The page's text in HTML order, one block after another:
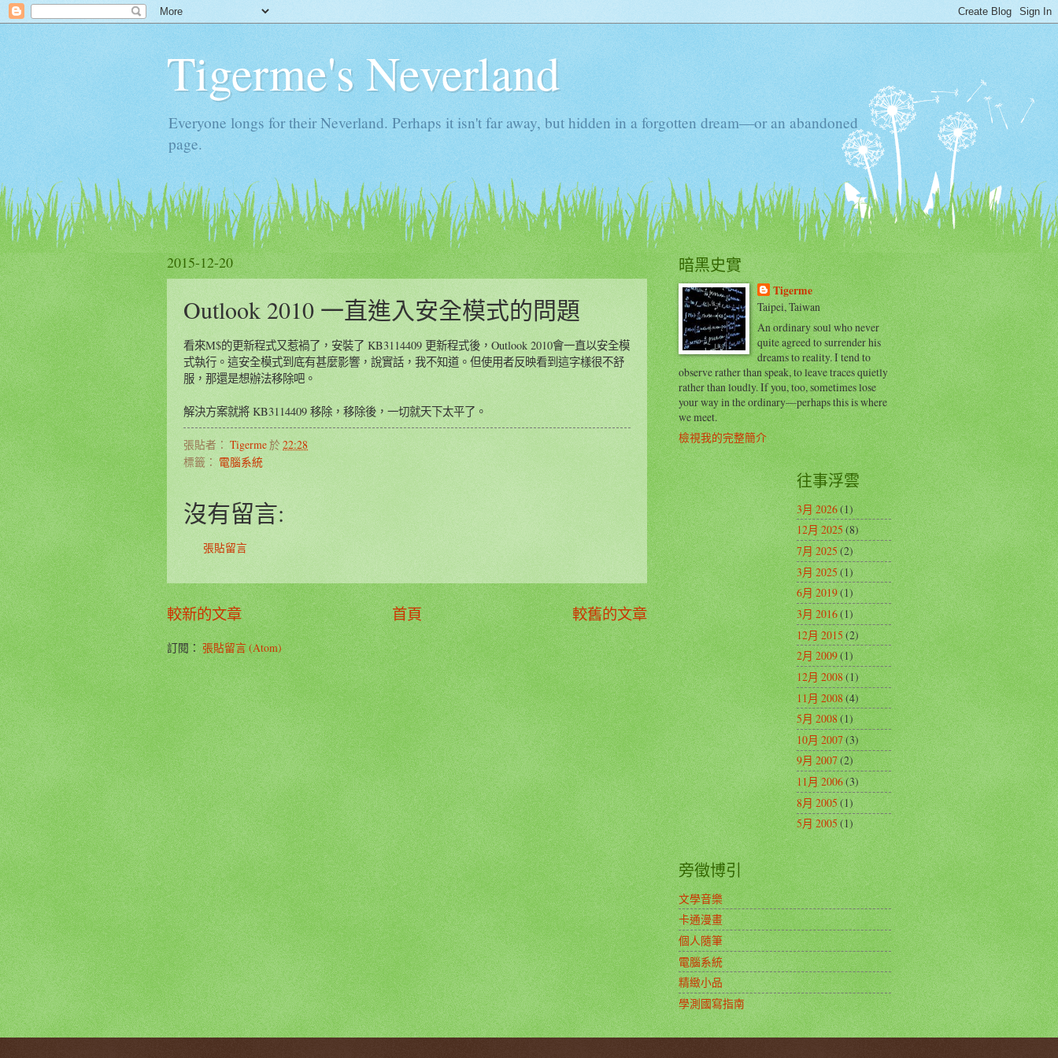
Tigerme's Neverland
Everyone longs for their Neverland. Perhaps it isn't far away, but hidden in a forgotten dream—or an abandoned
page.
2015-12-20
Outlook 2010 一直進入安全模式的問題
看來M$的更新程式又惹禍了，安裝了 KB3114409 更新程式後，Outlook 2010會一直以安全模
式執行。這安全模式到底有甚麼影響，說實話，我不知道。但使用者反映看到這字樣很不舒
服，那還是想辦法移除吧。
解決方案就將 KB3114409 移除，移除後，一切就天下太平了。
張貼者： Tigerme於 22:28
標籤： 電腦系統
沒有留言:
張貼留言
較新的文章 較舊的文章
首頁
訂閱：張貼留言 (Atom)
暗黑史實
Tigerme
Taipei, Taiwan
An ordinary soul who never
quite agreed to surrender his
dreams to reality. I tend to
observe rather than speak, to leave traces quietly
rather than loudly. If you, too, sometimes lose
your way in the ordinary—perhaps this is where
we meet.
檢視我的完整簡介
往事浮雲
3月 2026(1)
12月 2025(8)
7月 2025(2)
3月 2025(1)
6月 2019(1)
3月 2016(1)
12月 2015(2)
2月 2009(1)
12月 2008(1)
11月 2008(4)
5月 2008(1)
10月 2007(3)
9月 2007(2)
11月 2006(3)
8月 2005(1)
5月 2005(1)
旁徵博引
文學音樂
卡通漫畫
個人隨筆
電腦系統
精緻小品
學測國寫指南